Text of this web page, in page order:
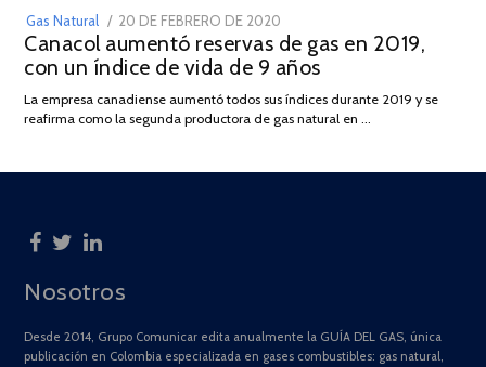
Gas Natural
POSTED
ON
20 DE FEBRERO DE 2020
DE
JULIO
2025
Canacol aumentó reservas de gas en 2019,
con un índice de vida de 9 años
La empresa canadiense aumentó todos sus índices durante 2019 y se
reafirma como la segunda productora de gas natural en …
Nosotros
Desde 2014, Grupo Comunicar edita anualmente la GUÍA DEL GAS, única
publicación en Colombia especializada en gases combustibles: gas natural,